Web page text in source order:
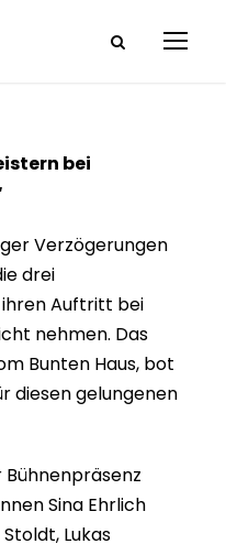
bei
Verzögerungen
drei
ihren Auftritt bei
nehmen. Das
Bunten Haus, bot
diesen gelungenen
Sina Ehrlich
Lukas